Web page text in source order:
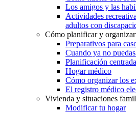
Los amigos y las
Actividades
adultos con
Cómo planificar y
Preparativos para
Cuando ya no
Planificación
Hogar médico
Cómo organizar los
El registro médico
Vivienda y situaciones
Modificar tu hogar